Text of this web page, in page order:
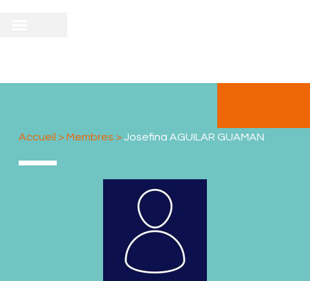
Accueil >Membres >Josefina AGUILAR GUAMAN